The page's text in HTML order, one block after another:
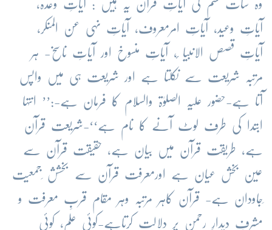
وہ سات قسم کی آیاتِ قرآن یہ ہیں : آیاتِ وعدہ،
آیاتِ وعید، آیاتِ امرمعروف، آیاتِ نہی عن المنکر،
آیاتِ قصص الانبیا ٔ، آیاتِ منسوخ اور آیاتِ ناسخ- ہر
مرتبہ شریعت سے نکلتا ہے اور شریعت ہی میں واپس
آتا ہے-حضور علیہ الصلوٰۃ والسلام کا فرمان ہے-:’’ انتہا
ابتدا کی طرف لوٹ آنے کا نام ہے‘‘-شریعت قرآن
ہے، طریقت قرآن میں بیان ہے، حقیقت قرآن سے
عین بخش عیان ہے اورمعرفت قرآن سے بخشش ِجمعیت
ِجاودان ہے- قرآن کاہر مرتبہ وہر مقام قربِ معرفت و
مشرفِ دیدارِ رحمن پر دلالت کرتاہے-کوئی علم، کوئی